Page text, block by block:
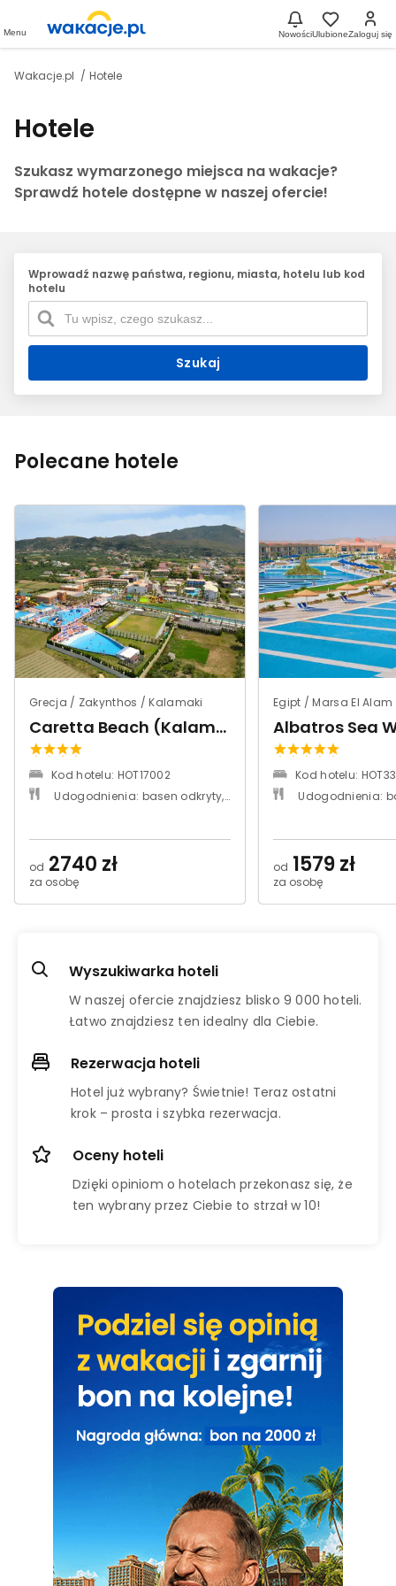
Menu NowościUlubioneZaloguj się
Wakacje.pl Hotele
Hotele
Szukasz wymarzonego miejsca na wakacje?
Sprawdź hotele dostępne w naszej ofercie!
Wprowadź nazwę państwa, regionu, miasta, hotelu lub kod
hotelu
Szukaj
Polecane hotele
Grecja / Zakynthos / Kalamaki
Caretta Beach (Kalamaki)
Kod hotelu: HOT17002
Udogodnienia: basen odkryty, na terenie hotelu instytut SPA, udogodnienia dla rodzin z dziećmi, dostęp do internetu, fitness, darmowe wifi, bez paszportu
od 2740 zł
za osobę
Egipt / Marsa El
Kod hotelu:
Udogodnienia: basen odkryty, basen kryty, basen z podgrzewaną wodą, na terenie hotelu instytut SPA, na terenie sauna,
od 1579 zł
za osobę
Wyszukiwarka hoteli
W naszej ofercie znajdziesz blisko 9 000 hoteli.
Łatwo znajdziesz ten idealny dla Ciebie.
Rezerwacja hoteli
Hotel już wybrany? Świetnie! Teraz ostatni
krok – prosta i szybka rezerwacja.
Oceny hoteli
Dzięki opiniom o hotelach przekonasz się, że
ten wybrany przez Ciebie to strzał w 10!